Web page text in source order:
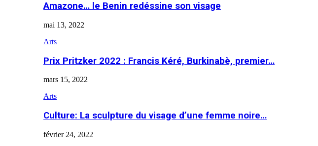
Amazone… le Benin redéssine son visage
mai 13, 2022
Arts
Prix Pritzker 2022 : Francis Kéré, Burkinabè, premier…
mars 15, 2022
Arts
Culture: La sculpture du visage d’une femme noire…
février 24, 2022